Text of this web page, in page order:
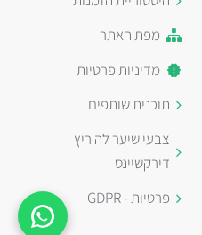
מפת האתר
מדיניות פרטיות
תוכנית שותפים
צבעי שיער לה ריץ
דירקשיינס
פרטיות - GDPR